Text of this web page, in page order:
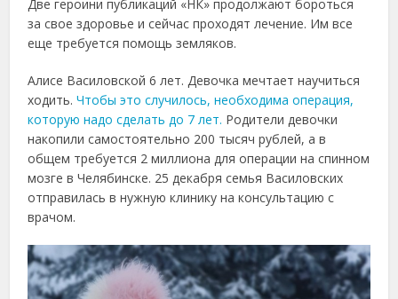
Две героини публикаций «НК» продолжают бороться
за свое здоровье и сейчас проходят лечение. Им все
еще требуется помощь земляков.
Алисе Василовской 6 лет. Девочка мечтает научиться
ходить.Чтобы это случилось, необходима операция,
которую надо сделать до 7 лет. Родители девочки
накопили самостоятельно 200 тысяч рублей, а в
общем требуется 2 миллиона для операции на спинном
мозге в Челябинске. 25 декабря семья Василовских
отправилась в нужную клинику на консультацию с
врачом.